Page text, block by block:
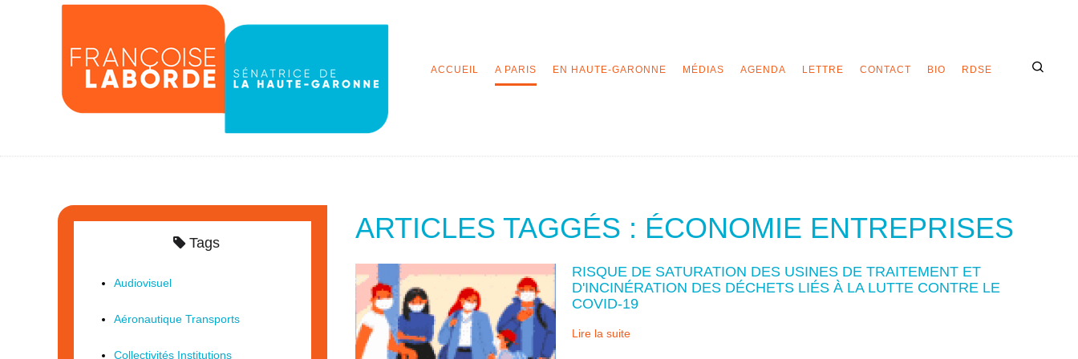
ACCUEIL A PARIS EN HAUTE-GARONNE MÉDIAS AGENDA LETTRE CONTACT BIO RDSE
ARTICLES TAGGÉS : ÉCONOMIE ENTREPRISES
RISQUE DE SATURATION DES USINES DE TRAITEMENT ET
D'INCINÉRATION DES DÉCHETS LIÉS À LA LUTTE CONTRE LE
COVID-19
Lire la suite
Tags
Audiovisuel
Aéronautique Transports
Collectivités Institutions